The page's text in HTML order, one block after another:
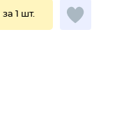
за 1 шт.